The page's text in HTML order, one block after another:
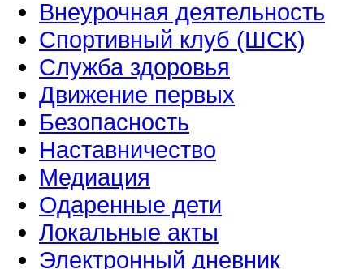
Внеурочная деятельность
Спортивный клуб (ШСК)
Служба здоровья
Движение первых
Безопасность
Наставничество
Медиация
Одаренные дети
Локальные акты
Электронный дневник